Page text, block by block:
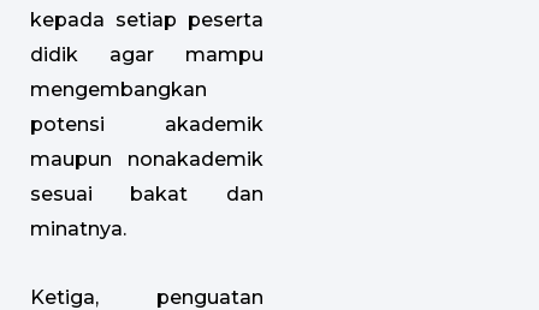
kepada setiap peserta
didik agar mampu
mengembangkan
potensi akademik
maupun nonakademik
sesuai bakat dan
minatnya.
Ketiga, penguatan